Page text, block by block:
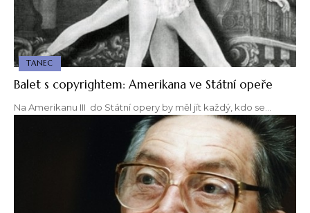
TANEC
Balet s copyrightem: Amerikana ve Státní opeře
Na Amerikanu III do Státní opery by měl jít každý, kdo se…